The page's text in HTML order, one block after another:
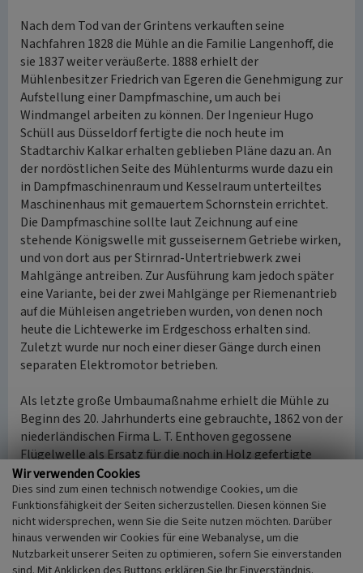
Nach dem Tod van der Grintens verkauften seine
Nachfahren 1828 die Mühle an die Familie Langenhoff, die
sie 1837 weiter veräußerte. 1888 erhielt der
Mühlenbesitzer Friedrich van Egeren die Genehmigung zur
Aufstellung einer Dampfmaschine, um auch bei
Windmangel arbeiten zu können. Der Ingenieur Hugo
Schüll aus Düsseldorf fertigte die noch heute im
Stadtarchiv Kalkar erhalten geblieben Pläne dazu an. An
der nordöstlichen Seite des Mühlenturms wurde dazu ein
in Dampfmaschinenraum und Kesselraum unterteiltes
Maschinenhaus mit gemauertem Schornstein errichtet.
Die Dampfmaschine sollte laut Zeichnung auf eine
stehende Königswelle mit gusseisernem Getriebe wirken,
und von dort aus per Stirnrad-Untertriebwerk zwei
Mahlgänge antreiben. Zur Ausführung kam jedoch später
eine Variante, bei der zwei Mahlgänge per Riemenantrieb
auf die Mühleisen angetrieben wurden, von denen noch
heute die Lichtewerke im Erdgeschoss erhalten sind.
Zuletzt wurde nur noch einer dieser Gänge durch einen
separaten Elektromotor betrieben.
Als letzte große Umbaumaßnahme erhielt die Mühle zu
Beginn des 20. Jahrhunderts eine gebrauchte, 1862 von der
niederländischen Firma L. T. Enthoven gegossene
Flügelwelle als Ersatz für die noch in Holz gefertigte
Vorgängerin. Der letzte Müller, Heinrich Rötten, ersetzte
das alte Müllerwohnhaus um 1910 durch ein neugotisches
zweistöckiges Wohnhaus. Bis in die 1920er Jahre mahlte
Rötten mit Windantrieb und Dampfkraft, danach
ausschließlich elektrisch. Die Flügel der Mühle wurden
entfernt.
Wir verwenden Cookies
Dies sind zum einen technisch notwendige Cookies, um die
Funktionsfähigkeit der Seiten sicherzustellen. Diesen können Sie
nicht widersprechen, wenn Sie die Seite nutzen möchten. Darüber
hinaus verwenden wir Cookies für eine Webanalyse, um die
Nutzbarkeit unserer Seiten zu optimieren, sofern Sie einverstanden